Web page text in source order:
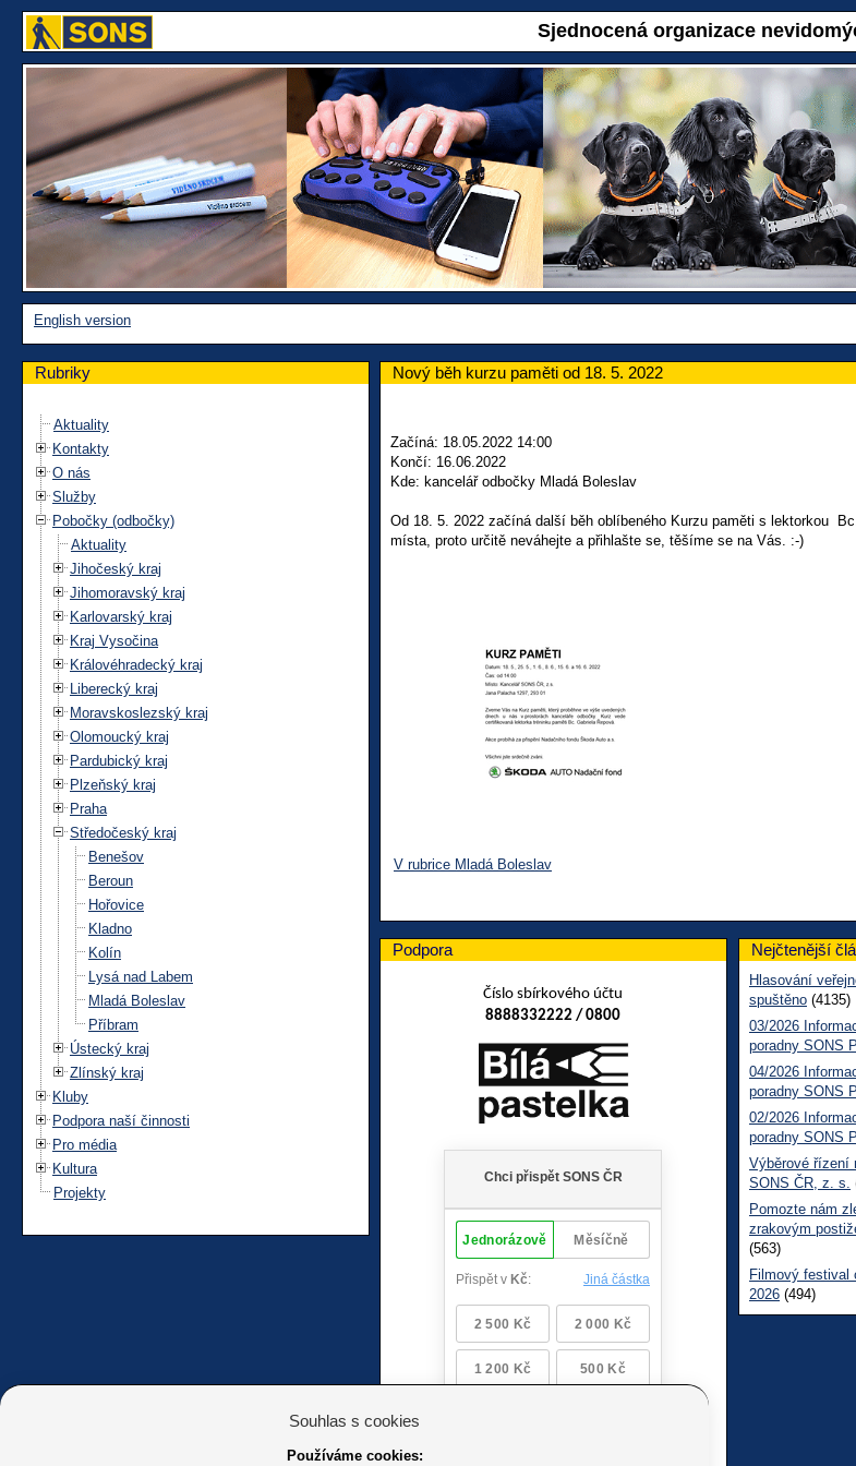
Sjednocená organizace
English version
Rubriky
Aktuality
Kontakty
O nás
Služby
Pobočky (odbočky)
Aktuality
Jihočeský kraj
Jihomoravský kraj
Karlovarský kraj
Kraj Vysočina
Královéhradecký kraj
Liberecký kraj
Moravskoslezský kraj
Olomoucký kraj
Pardubický kraj
Plzeňský kraj
Praha
Středočeský kraj
Benešov
Beroun
Hořovice
Kladno
Kolín
Lysá nad Labem
Mladá Boleslav
Příbram
Ústecký kraj
Zlínský kraj
Kluby
Podpora naší činnosti
Pro média
Kultura
Projekty
Nový běh kurzu paměti od 18. 5. 2022
Začíná: 18.05.2022 14:00
Končí: 16.06.2022
Kde: kancelář odbočky Mladá Boleslav
Od 18. 5. 2022 začíná další běh oblíbeného Kurzu paměti s lektorkou
místa, proto určitě neváhejte a přihlašte se, těšíme se na Vás. :-)
V rubrice Mladá Boleslav
Podpora
Číslo sbírkového účtu
8888332222 / 0800
Nejčtenější
Hlasování
spuštěno (4135)
03/2026
poradny SONS
04/2026
poradny SONS
02/2026
poradny SONS
Výběrové řízení
SONS ČR, z. s.
Pomozte nám
zrakovým
(563)
Filmový festival
2026 (494)
Souhlas s cookies
Používáme cookies: